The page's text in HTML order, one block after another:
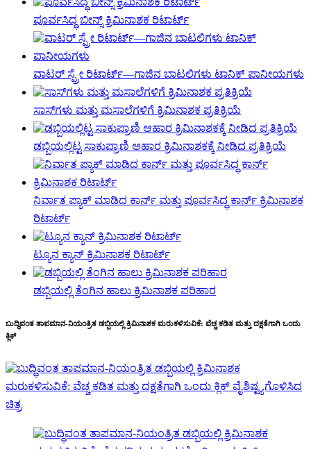
ಪೂರ್ವಸಿದ್ಧ ಬೀನ್ಸ್ ಕ್ರಿಮಿನಾಶಕ ರಿಟಾರ್ಟ್
ವಾಟರ್ ಸ್ಪ್ರೇ ರಿಟಾರ್ಟ್—ಗಾಜಿನ ಬಾಟಲಿಗಳು ಟಾನಿಕ್ ಪಾನೀಯಗಳು
ಸಾಸ್‌ಗಳು ಮತ್ತು ಮಸಾಲೆಗಳಿಗೆ ಕ್ರಿಮಿನಾಶಕ ಪ್ರತಿಕ್ರಿಯೆ
ಡಬ್ಬಿಯಲ್ಲಿಟ್ಟ ಸಾಕುಪ್ರಾಣಿ ಆಹಾರ ಕ್ರಿಮಿನಾಶಕಕ್ಕೆ ನೀಡಿದ ಪ್ರತಿಕ್ರಿಯೆ
ನಿರ್ವಾತ ಪ್ಯಾಕ್ ಮಾಡಿದ ಕಾರ್ನ್ ಮತ್ತು ಪೂರ್ವಸಿದ್ಧ ಕಾರ್ನ್ ಕ್ರಿಮಿನಾಶಕ
ರಿಟಾರ್ಟ್
ಟ್ಯೂನ ಕ್ಯಾನ್ ಕ್ರಿಮಿನಾಶಕ ರಿಟಾರ್ಟ್
ಡಬ್ಬಿಯಲ್ಲಿ ತೆಂಗಿನ ಹಾಲು ಕ್ರಿಮಿನಾಶಕ ಪರಿಹಾರ
ಬುದ್ಧಿವಂತ ತಾಪಮಾನ-ನಿಯಂತ್ರಿತ ಡಬ್ಬಿಯಲ್ಲಿ ಕ್ರಿಮಿನಾಶಕ ಮರುಕಳಿಸುವಿಕೆ: ವೆಚ್ಚ ಕಡಿತ ಮತ್ತು ದಕ್ಷತೆಗಾಗಿ ಒಂದು
ಕ್ಲಿಕ್